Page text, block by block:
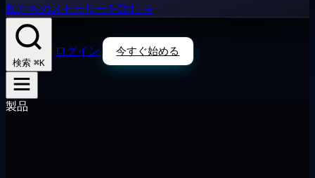
私たちのストーリーを読む →
検索 ⌘K
ログイン 今すぐ始める
製品